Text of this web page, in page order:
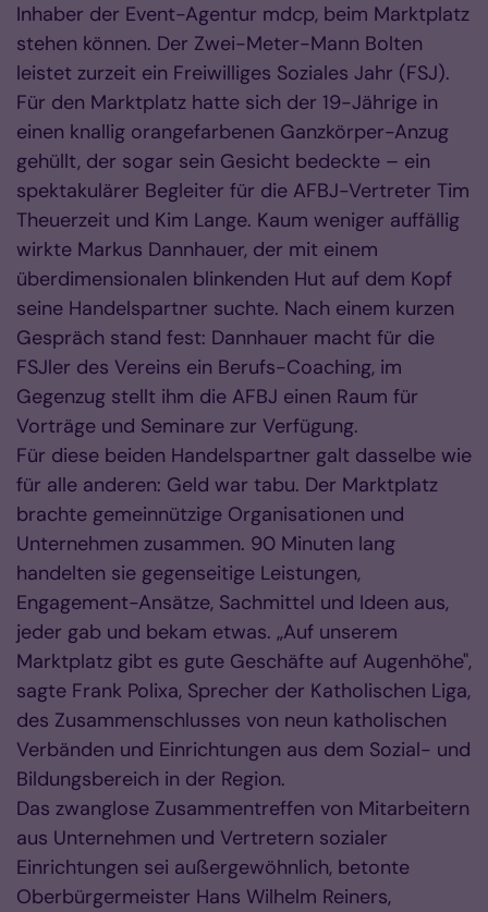
Inhaber der Event-Agentur mdcp, beim Marktplatz
stehen können. Der Zwei-Meter-Mann Bolten
leistet zurzeit ein Freiwilliges Soziales Jahr (FSJ).
Für den Marktplatz hatte sich der 19-Jährige in
einen knallig orangefarbenen Ganzkörper-Anzug
gehüllt, der sogar sein Gesicht bedeckte – ein
spektakulärer Begleiter für die AFBJ-Vertreter Tim
Theuerzeit und Kim Lange. Kaum weniger auffällig
wirkte Markus Dannhauer, der mit einem
überdimensionalen blinkenden Hut auf dem Kopf
seine Handelspartner suchte. Nach einem kurzen
Gespräch stand fest: Dannhauer macht für die
FSJler des Vereins ein Berufs-Coaching, im
Gegenzug stellt ihm die AFBJ einen Raum für
Vorträge und Seminare zur Verfügung.
Für diese beiden Handelspartner galt dasselbe wie
für alle anderen: Geld war tabu. Der Marktplatz
brachte gemeinnützige Organisationen und
Unternehmen zusammen. 90 Minuten lang
handelten sie gegenseitige Leistungen,
Engagement-Ansätze, Sachmittel und Ideen aus,
jeder gab und bekam etwas. „Auf unserem
Marktplatz gibt es gute Geschäfte auf Augenhöhe",
sagte Frank Polixa, Sprecher der Katholischen Liga,
des Zusammenschlusses von neun katholischen
Verbänden und Einrichtungen aus dem Sozial- und
Bildungsbereich in der Region.
Das zwanglose Zusammentreffen von Mitarbeitern
aus Unternehmen und Vertretern sozialer
Einrichtungen sei außergewöhnlich, betonte
Oberbürgermeister Hans Wilhelm Reiners,